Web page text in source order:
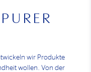
wir Produkte
wollen. Von der